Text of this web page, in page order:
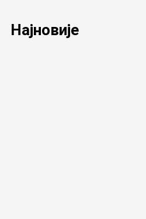
Најновије